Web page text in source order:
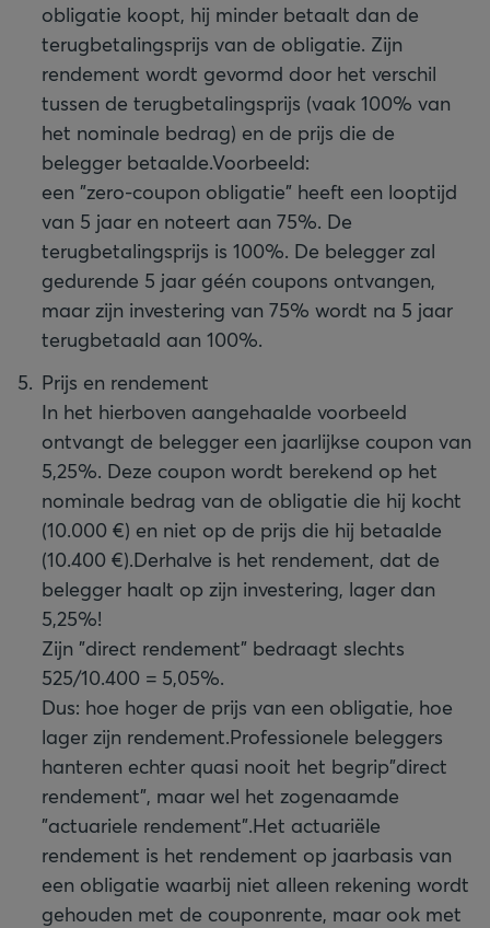
obligatie koopt, hij minder betaalt dan de
terugbetalingsprijs van de obligatie. Zijn
rendement wordt gevormd door het verschil
tussen de terugbetalingsprijs (vaak 100% van
het nominale bedrag) en de prijs die de
belegger betaalde.Voorbeeld:
een "zero-coupon obligatie" heeft een looptijd
van 5 jaar en noteert aan 75%. De
terugbetalingsprijs is 100%. De belegger zal
gedurende 5 jaar géén coupons ontvangen,
maar zijn investering van 75% wordt na 5 jaar
terugbetaald aan 100%.
Prijs en rendement
In het hierboven aangehaalde voorbeeld
ontvangt de belegger een jaarlijkse coupon van
5,25%. Deze coupon wordt berekend op het
nominale bedrag van de obligatie die hij kocht
(10.000 €) en niet op de prijs die hij betaalde
(10.400 €).Derhalve is het rendement, dat de
belegger haalt op zijn investering, lager dan
5,25%!
Zijn "direct rendement" bedraagt slechts
525/10.400 = 5,05%.
Dus: hoe hoger de prijs van een obligatie, hoe
lager zijn rendement.Professionele beleggers
hanteren echter quasi nooit het begrip"direct
rendement", maar wel het zogenaamde
"actuariele rendement".Het actuariële
rendement is het rendement op jaarbasis van
een obligatie waarbij niet alleen rekening wordt
gehouden met de couponrente, maar ook met